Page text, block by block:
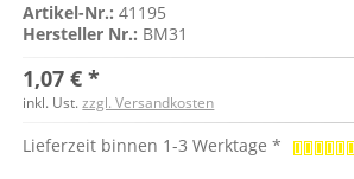
Artikel-Nr.:41195
Hersteller Nr.: BM31
1,07 € *
inkl. Ust.zzgl. Versandkosten
Lieferzeit binnen 1-3 Werktage *